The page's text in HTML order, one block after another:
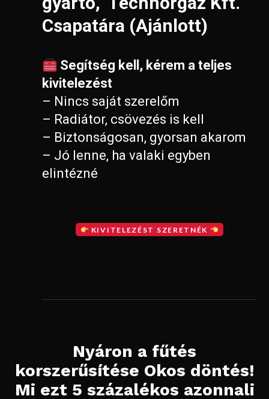
Csapatára (Ajánlott)
Segítség kell, kérem a teljes
kivitelezést
– Nincs saját szerelőm
– Radiátor, csövezés is kell
– Biztonságosan, gyorsan akarom
– Jó lenne, ha valaki egyben
elintézné
KIVITELEZÉST SZERETNÉK
Nyáron a fűtés
korszerűsítése Okos döntés!
Mi ezt 5 százalékos azonnali